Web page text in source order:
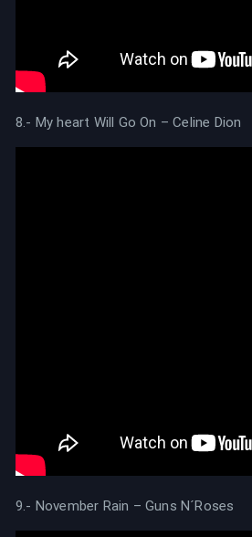
8.- My heart Will Go On – Celine Dion
9.- November Rain – Guns N´Roses